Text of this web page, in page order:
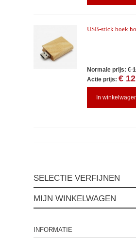
USB-stick boek
Normale prijs: €
Actie prijs: €
In
SELECTIE VERFIJNEN
MIJN WINKELWAGEN
INFORMATIE